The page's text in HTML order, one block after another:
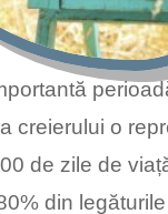
creierului o
de zile de
din